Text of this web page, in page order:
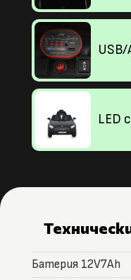
LED
Батерия 12V7Ah